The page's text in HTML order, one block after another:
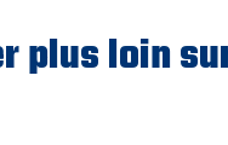
plus loin